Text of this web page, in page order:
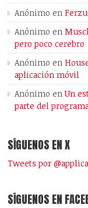
Anónimo en
Anónimo en
pero poco cerebro
Anónimo en
aplicación móvil
Anónimo enUn
parte del
SÍGUENOS EN X
Tweets por
SÍGUENOS EN